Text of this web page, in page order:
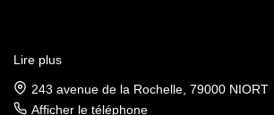
Lire plus
243 avenue de la Rochelle, 79000 NIORT
Afficher le téléphone